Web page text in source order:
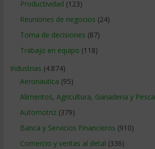
Productividad (123)
Reuniones de negocios (24)
Toma de decisiones (87)
Trabajo en equipo (118)
Industrias (4.874)
Aeronautica (95)
Alimentos, Agricultura, Ganaderia y Pesca
Automotriz(379)
Banca y Servicios Financieros (910)
Comercio y ventas al detal (336)